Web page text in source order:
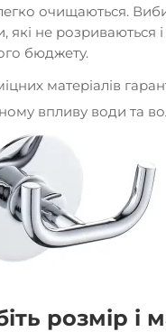
легко очищаються.
які не розриваються
бюджету.
матеріалів
впливу води та
розмір